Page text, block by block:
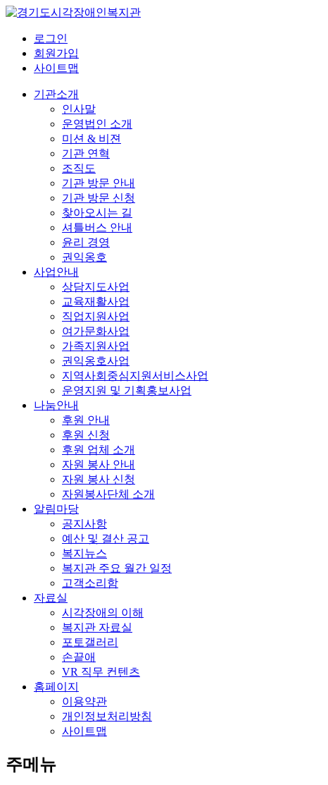
로그인
회원가입
사이트맵
기관소개
인사말
운영법인 소개
미션 & 비젼
기관 연혁
조직도
기관 방문 안내
기관 방문 신청
찾아오시는 길
셔틀버스 안내
윤리 경영
권익옹호
사업안내
상담지도사업
교육재활사업
직업지원사업
여가문화사업
가족지원사업
권익옹호사업
지역사회중심지원서비스사업
운영지원 및 기획홍보사업
나눔안내
후원 안내
후원 신청
후원 업체 소개
자원 봉사 안내
자원 봉사 신청
자원봉사단체 소개
알림마당
공지사항
예산 및 결산 공고
복지뉴스
복지관 주요 월간 일정
고객소리함
자료실
시각장애의 이해
복지관 자료실
포토갤러리
손끝애
VR 직무 컨텐츠
홈페이지
이용약관
개인정보처리방침
사이트맵
주메뉴